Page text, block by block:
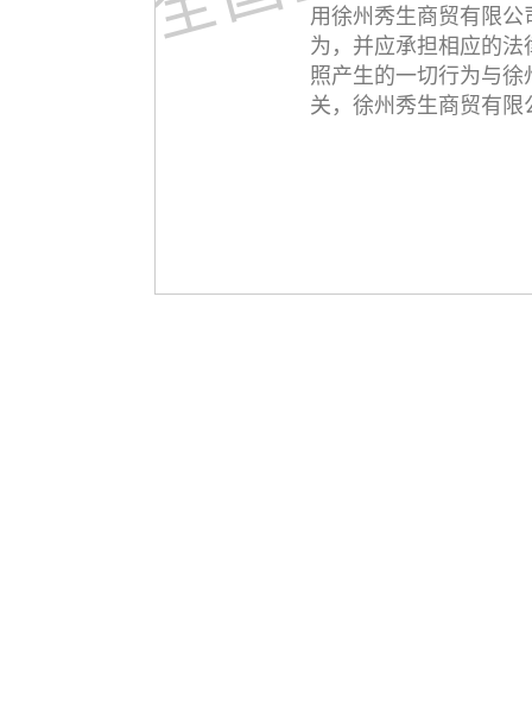
用徐州秀生商贸有限
为，并应承担相应的
照产生的一切行为与
关，徐州秀生商贸有